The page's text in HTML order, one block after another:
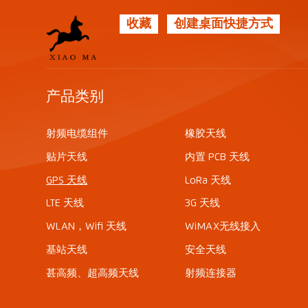
收藏 创建桌面快捷方式
产品类别
射频电缆组件 橡胶天线
贴片天线 内置 PCB 天线
GPS 天线 LoRa 天线
LTE 天线 3G 天线
WLAN，Wifi 天线 WiMAX无线接入
基站天线 安全天线
甚高频、超高频天线 射频连接器